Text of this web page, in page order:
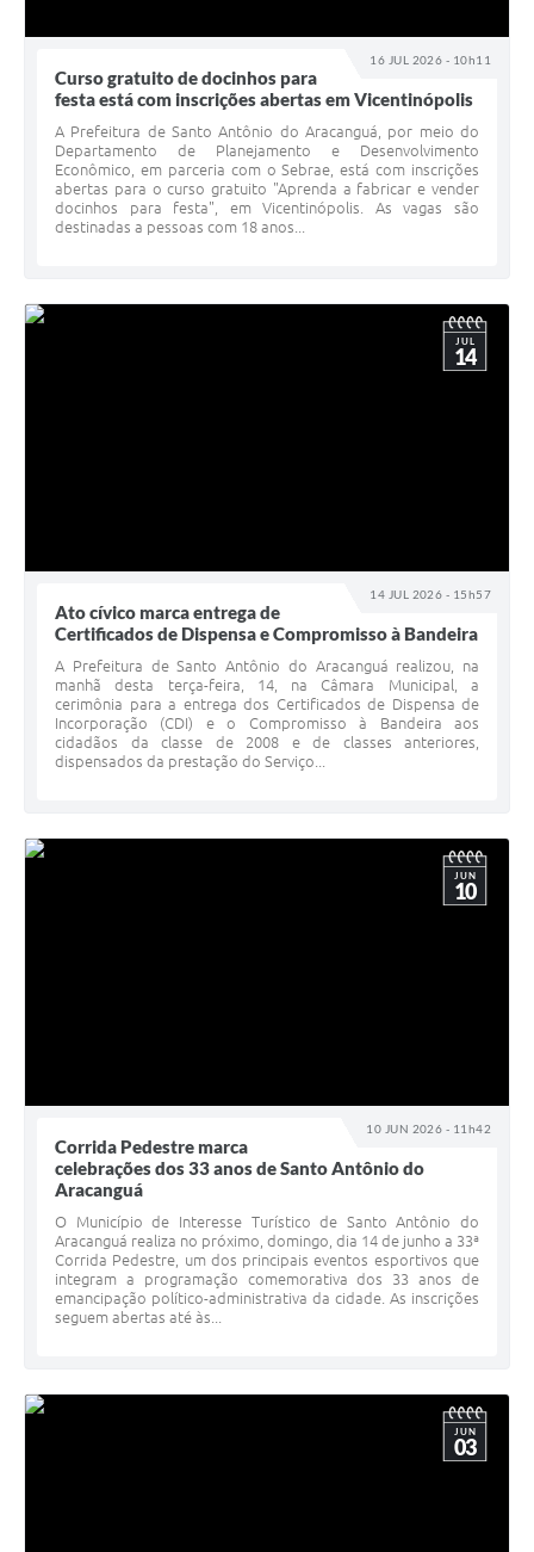
16 JUL 2026 - 10h11
Curso gratuito de docinhos para
festa está com inscrições abertas em Vicentinópolis
A Prefeitura de Santo Antônio do Aracanguá, por meio do
Departamento de Planejamento e Desenvolvimento
Econômico, em parceria com o Sebrae, está com inscrições
abertas para o curso gratuito "Aprenda a fabricar e vender
docinhos para festa", em Vicentinópolis. As vagas são
destinadas a pessoas com 18 anos...
14 JUL 2026 - 15h57
JUL
14
Ato cívico marca entrega de
Certificados de Dispensa e Compromisso à Bandeira
A Prefeitura de Santo Antônio do Aracanguá realizou, na
manhã desta terça-feira, 14, na Câmara Municipal, a
cerimônia para a entrega dos Certificados de Dispensa de
Incorporação (CDI) e o Compromisso à Bandeira aos
cidadãos da classe de 2008 e de classes anteriores,
dispensados da prestação do Serviço...
10 JUN 2026 - 11h42
JUN
10
Corrida Pedestre marca
celebrações dos 33 anos de Santo Antônio do
Aracanguá
O Município de Interesse Turístico de Santo Antônio do
Aracanguá realiza no próximo, domingo, dia 14 de junho a 33ª
Corrida Pedestre, um dos principais eventos esportivos que
integram a programação comemorativa dos 33 anos de
emancipação político-administrativa da cidade. As inscrições
seguem abertas até às...
JUN
03